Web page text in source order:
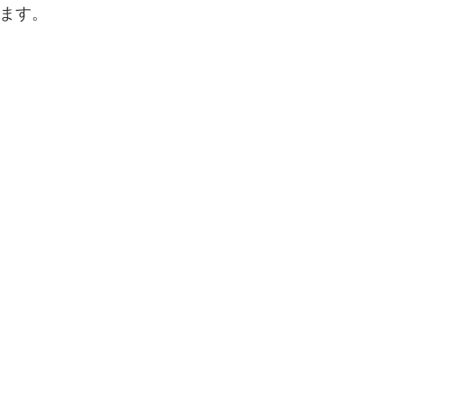
す。